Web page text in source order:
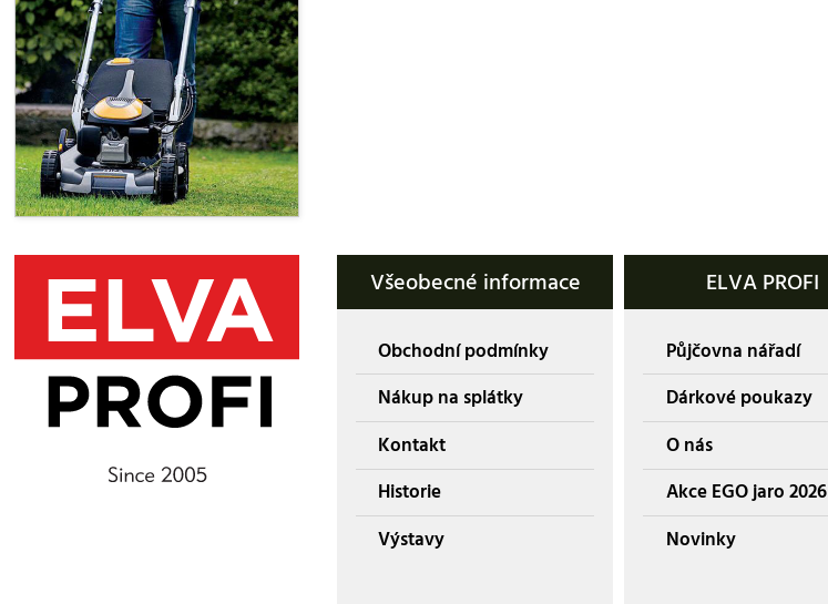
Všeobecné informace
Obchodní podmínky
Nákup na splátky
Kontakt
Historie
Výstavy
ELVA PROFI
Půjčovna nářadí
Dárkové poukazy
O nás
Akce EGO jaro 2026
Novinky